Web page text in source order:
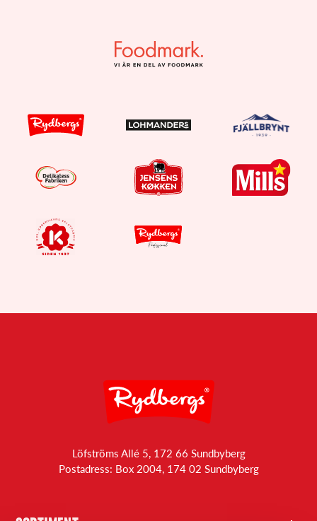
Löfströms Allé 5, 172 66 Sundbyberg
Postadress: Box 2004, 174 02 Sundbyberg